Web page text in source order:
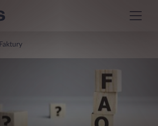
Faktury